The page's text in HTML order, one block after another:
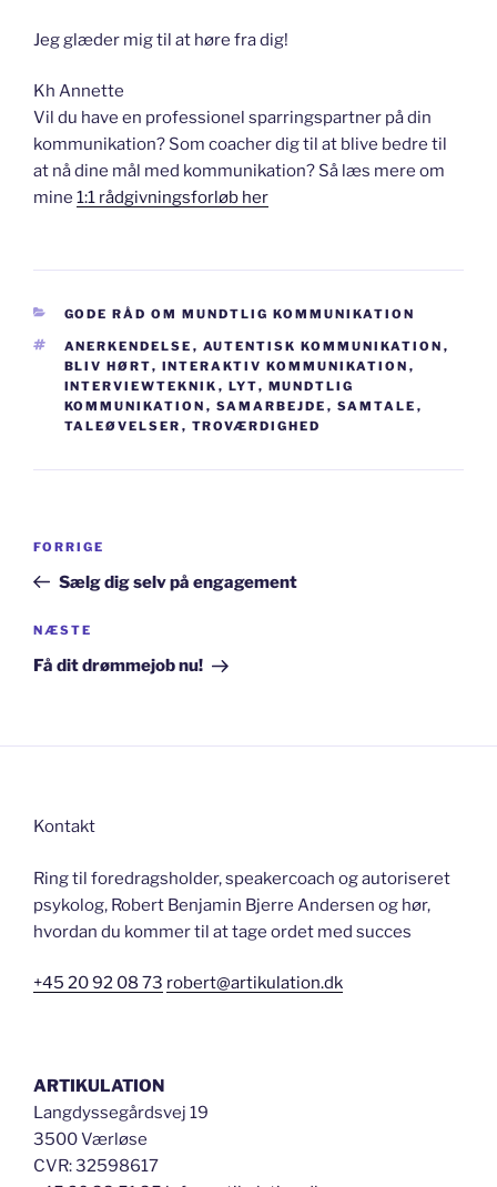
Jeg glæder mig til at høre fra dig!
Kh Annette
Vil du have en professionel sparringspartner på din
kommunikation? Som coacher dig til at blive bedre til
at nå dine mål med kommunikation? Så læs mere om
mine 1:1 rådgivningsforløb her
KATEGORIER
GODE RÅD OM MUNDTLIG KOMMUNIKATION
TAGS
ANERKENDELSE , AUTENTISK KOMMUNIKATION ,
BLIV HØRT, INTERAKTIV KOMMUNIKATION ,
INTERVIEWTEKNIK , LYT, MUNDTLIG
KOMMUNIKATION , SAMARBEJDE , SAMTALE ,
TALEØVELSER , TROVÆRDIGHED
Forrige
indlæg
FORRIGE
Sælg dig selv på engagement
Næste
indlæg
NÆSTE
Få dit drømmejob nu!
Kontakt
Ring til foredragsholder, speakercoach og autoriseret
psykolog, Robert Benjamin Bjerre Andersen og hør,
hvordan du kommer til at tage ordet med succes
+45 20 92 08 73 robert@artikulation.dk
ARTIKULATION
Langdyssegårdsvej 19
3500 Værløse
CVR: 32598617